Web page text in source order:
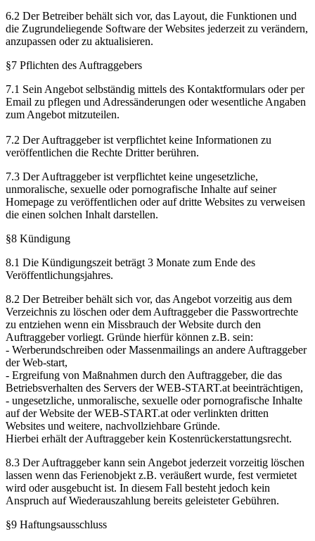
6.2 Der Betreiber behält sich vor, das Layout, die Funktionen und
die Zugrundeliegende Software der Websites jederzeit zu verändern,
anzupassen oder zu aktualisieren.
§7 Pflichten des Auftraggebers
7.1 Sein Angebot selbständig mittels des Kontaktformulars oder per
Email zu pflegen und Adressänderungen oder wesentliche Angaben
zum Angebot mitzuteilen.
7.2 Der Auftraggeber ist verpflichtet keine Informationen zu
veröffentlichen die Rechte Dritter berühren.
7.3 Der Auftraggeber ist verpflichtet keine ungesetzliche,
unmoralische, sexuelle oder pornografische Inhalte auf seiner
Homepage zu veröffentlichen oder auf dritte Websites zu verweisen
die einen solchen Inhalt darstellen.
§8 Kündigung
8.1 Die Kündigungszeit beträgt 3 Monate zum Ende des
Veröffentlichungsjahres.
8.2 Der Betreiber behält sich vor, das Angebot vorzeitig aus dem
Verzeichnis zu löschen oder dem Auftraggeber die Passwortrechte
zu entziehen wenn ein Missbrauch der Website durch den
Auftraggeber vorliegt. Gründe hierfür können z.B. sein:
- Werberundschreiben oder Massenmailings an andere Auftraggeber
der Web-start,
- Ergreifung von Maßnahmen durch den Auftraggeber, die das
Betriebsverhalten des Servers der WEB-START.at beeinträchtigen,
- ungesetzliche, unmoralische, sexuelle oder pornografische Inhalte
auf der Website der WEB-START.at oder verlinkten dritten
Websites und weitere, nachvollziehbare Gründe.
Hierbei erhält der Auftraggeber kein Kostenrückerstattungsrecht.
8.3 Der Auftraggeber kann sein Angebot jederzeit vorzeitig löschen
lassen wenn das Ferienobjekt z.B. veräußert wurde, fest vermietet
wird oder ausgebucht ist. In diesem Fall besteht jedoch kein
Anspruch auf Wiederauszahlung bereits geleisteter Gebühren.
§9 Haftungsausschluss